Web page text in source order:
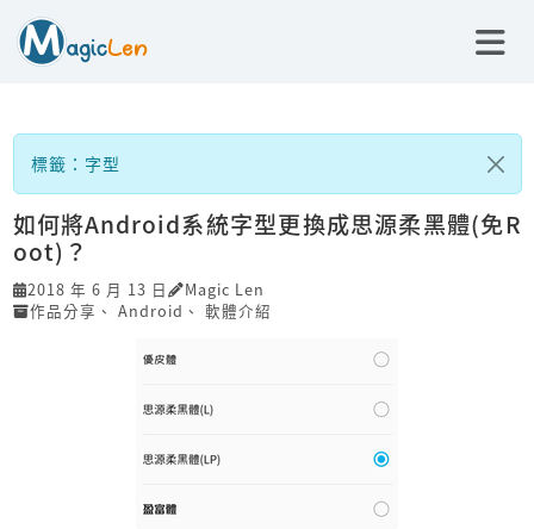
標籤：字型
如何將Android系統字型更換成思源柔黑體(免R
oot)？
2018 年 6 月 13 日
Magic Len
作品分享 、 Android 、 軟體介紹